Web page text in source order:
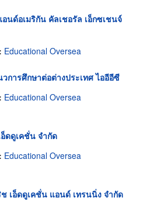
นด์อเมริกัน คัลเชอรัล เอ็กซเชนจ์
Educational Oversea
การศึกษาต่อต่างประเทศ ไออีอีซี
Educational Oversea
ดดูเคชั่น จำกัด
Educational Oversea
เอ็ดดูเคชั่น แอนด์ เทรนนิ่ง จำกัด